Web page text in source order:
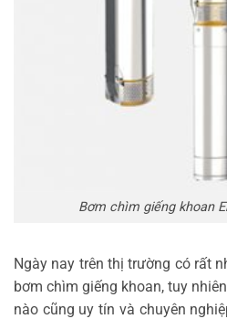
Bơm chìm giếng khoan
Ngày nay trên thị trường có rất
bơm chìm giếng khoan, tuy
nào cũng uy tín và chuyên